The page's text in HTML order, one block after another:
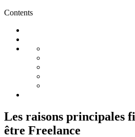
Contents
Les raisons principales
être Freelance